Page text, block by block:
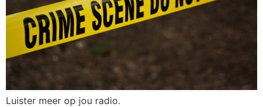
Luister meer op jou radio.